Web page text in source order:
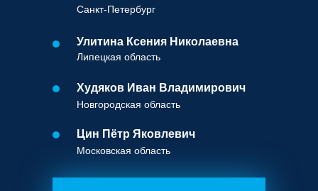
Санкт-Петербург
Улитина Ксения Николаевна
Липецкая область
Худяков Иван Владимирович
Новгородская область
Цин Пётр Яковлевич
Московская область